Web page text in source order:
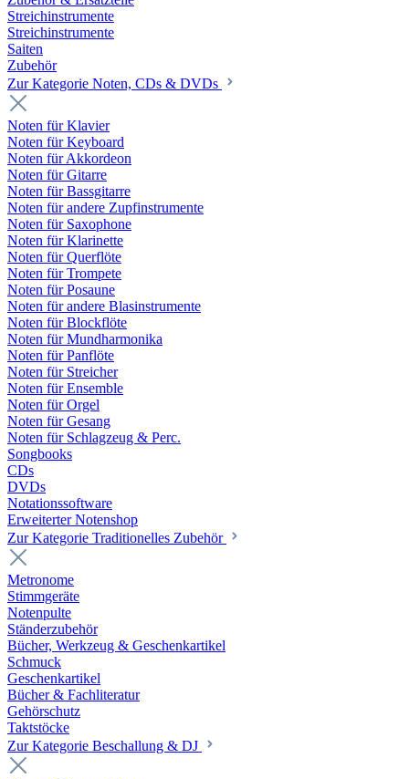
Streichinstrumente
Streichinstrumente
Saiten
Zubehör
Zur Kategorie Noten, CDs & DVDs
Noten für Klavier
Noten für Keyboard
Noten für Akkordeon
Noten für Gitarre
Noten für Bassgitarre
Noten für andere Zupfinstrumente
Noten für Saxophone
Noten für Klarinette
Noten für Querflöte
Noten für Trompete
Noten für Posaune
Noten für andere Blasinstrumente
Noten für Blockflöte
Noten für Mundharmonika
Noten für Panflöte
Noten für Streicher
Noten für Ensemble
Noten für Orgel
Noten für Gesang
Noten für Schlagzeug & Perc.
Songbooks
CDs
DVDs
Notationssoftware
Erweiterter Notenshop
Zur Kategorie Traditionelles Zubehör
Metronome
Stimmgeräte
Notenpulte
Ständerzubehör
Bücher, Werkzeug & Geschenkartikel
Schmuck
Geschenkartikel
Bücher & Fachliteratur
Gehörschutz
Taktstöcke
Zur Kategorie Beschallung & DJ